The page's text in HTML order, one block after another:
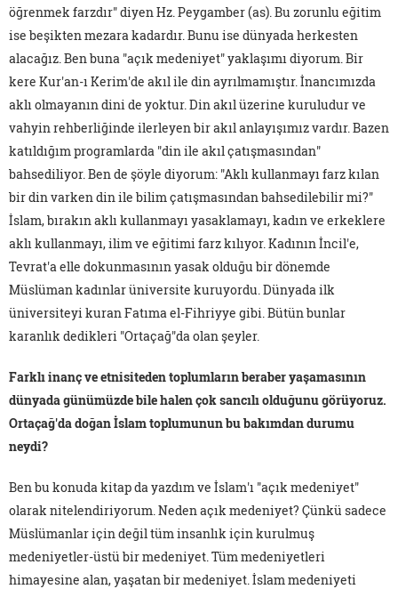
öğrenmek farzdır" diyen Hz. Peygamber (as). Bu zorunlu eğitim
ise beşikten mezara kadardır. Bunu ise dünyada herkesten
alacağız. Ben buna "açık medeniyet" yaklaşımı diyorum. Bir
kere Kur'an-ı Kerim'de akıl ile din ayrılmamıştır. İnancımızda
aklı olmayanın dini de yoktur. Din akıl üzerine kuruludur ve
vahyin rehberliğinde ilerleyen bir akıl anlayışımız vardır. Bazen
katıldığım programlarda "din ile akıl çatışmasından"
bahsediliyor. Ben de şöyle diyorum: "Aklı kullanmayı farz kılan
bir din varken din ile bilim çatışmasından bahsedilebilir mi?"
İslam, bırakın aklı kullanmayı yasaklamayı, kadın ve erkeklere
aklı kullanmayı, ilim ve eğitimi farz kılıyor. Kadının İncil'e,
Tevrat'a elle dokunmasının yasak olduğu bir dönemde
Müslüman kadınlar üniversite kuruyordu. Dünyada ilk
üniversiteyi kuran Fatıma el-Fihriyye gibi. Bütün bunlar
karanlık dedikleri "Ortaçağ"da olan şeyler.
Farklı inanç ve etnisiteden toplumların beraber yaşamasının
dünyada günümüzde bile halen çok sancılı olduğunu görüyoruz.
Ortaçağ'da doğan İslam toplumunun bu bakımdan durumu
neydi?
Ben bu konuda kitap da yazdım ve İslam'ı "açık medeniyet"
olarak nitelendiriyorum. Neden açık medeniyet? Çünkü sadece
Müslümanlar için değil tüm insanlık için kurulmuş
medeniyetler-üstü bir medeniyet. Tüm medeniyetleri
himayesine alan, yaşatan bir medeniyet. İslam medeniyeti